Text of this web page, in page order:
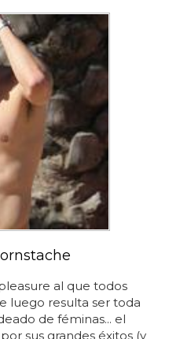
al que todos
luego resulta ser toda
de féminas... el
sus grandes éxitos (y